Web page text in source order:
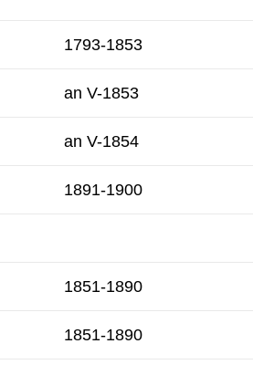
1793-1853
an V-1853
an V-1854
1891-1900
1851-1890
1851-1890